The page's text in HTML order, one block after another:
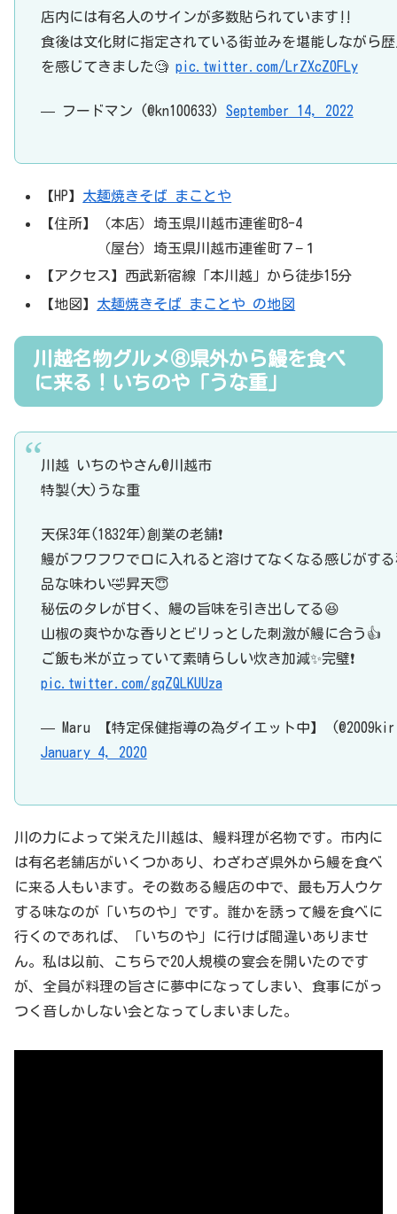
店内には有名人のサインが多数貼られています‼️
食後は文化財に指定されている街並みを堪能しながら
を感じてきました🧐 pic.twitter.com/LrZXcZ0FLy
— フードマン (@kn100633) September 14, 2022
【HP】 太麺焼きそば まことや
【住所】（本店）埼玉県川越市連雀町8-4
（屋台）埼玉県川越市連雀町７−１
【アクセス】西武新宿線「本川越」から徒歩15分
【地図】 太麺焼きそば まことや の地図
川越名物グルメ⑧県外から鰻を食べ
に来る！いちのや「うな重」
川越 いちのやさん@川越市
特製(大)うな重
天保3年(1832年)創業の老舗❗️
鰻がフワフワで口に入れると溶けてなくなる感じがす
品な味わい🤣昇天😇
秘伝のタレが甘く、鰻の旨味を引き出してる😆
山椒の爽やかな香りとビリっとした刺激が鰻に合う👍
ご飯も米が立っていて素晴らしい炊き加減✨完璧❗️
pic.twitter.com/gqZQLKUUza
— Maru 【特定保健指導の為ダイエット中】
January 4, 2020
川の力によって栄えた川越は、鰻料理が名物です。市内に
は有名老舗店がいくつかあり、わざわざ県外から鰻を食べ
に来る人もいます。その数ある鰻店の中で、最も万人ウケ
する味なのが「いちのや」です。誰かを誘って鰻を食べに
行くのであれば、「いちのや」に行けば間違いありませ
ん。私は以前、こちらで20人規模の宴会を開いたのです
が、全員が料理の旨さに夢中になってしまい、食事にがっ
つく音しかしない会となってしまいました。